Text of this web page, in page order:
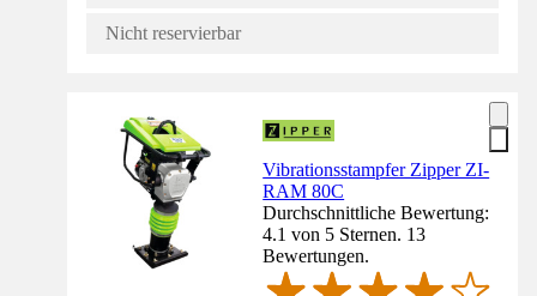
Nicht reservierbar
Vibrationsstampfer Zipper ZI-
RAM 80C
Durchschnittliche Bewertung:
4.1 von 5 Sternen. 13
Bewertungen.